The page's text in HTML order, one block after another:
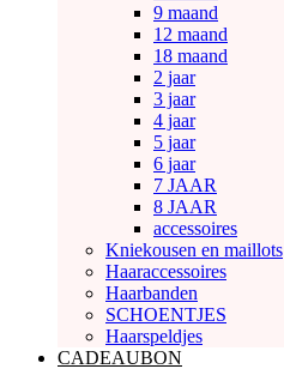
9 maand
12 maand
18 maand
2 jaar
3 jaar
4 jaar
5 jaar
6 jaar
7 JAAR
8 JAAR
accessoires
Kniekousen en maillots
Haaraccessoires
Haarbanden
SCHOENTJES
Haarspeldjes
CADEAUBON